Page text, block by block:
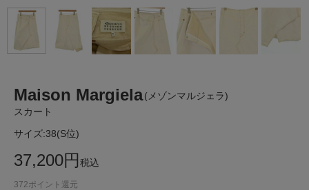
Maison Margiela(メゾンマルジェラ)
スカート
サイズ:38(S位)
37,200円税込
372ポイント還元